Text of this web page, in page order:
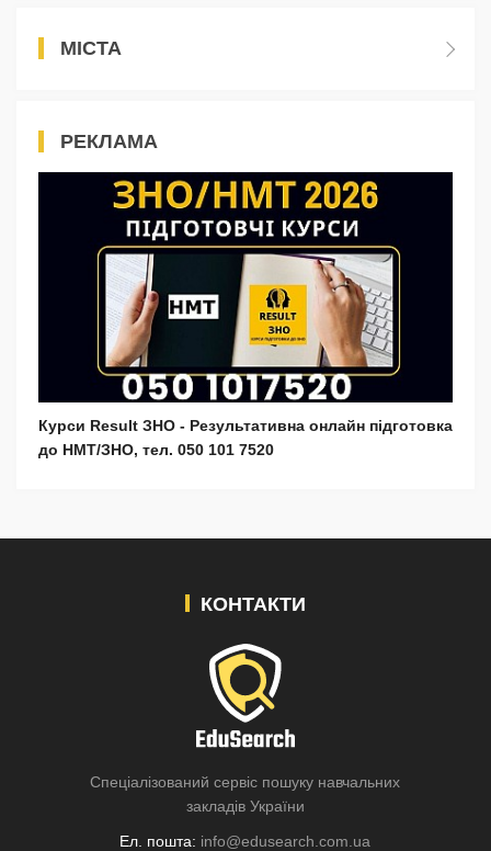
МІСТА
РЕКЛАМА
Курси Result ЗНО - Результативна онлайн підготовка
до НМТ/ЗНО, тел. 050 101 7520
КОНТАКТИ
Спеціалізований сервіс пошуку навчальних
закладів України
Ел. пошта: info@edusearch.com.ua